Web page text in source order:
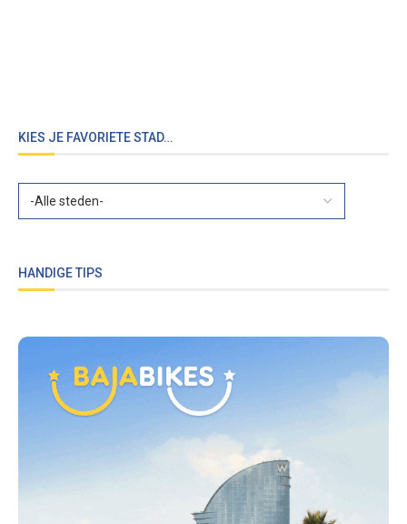
KIES JE FAVORIETE STAD…
HANDIGE TIPS